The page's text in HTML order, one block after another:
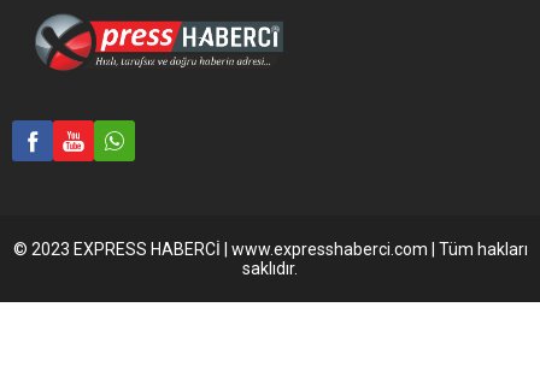
© 2023 EXPRESS HABERCİ | www.expresshaberci.com | Tüm hakları
saklıdır.